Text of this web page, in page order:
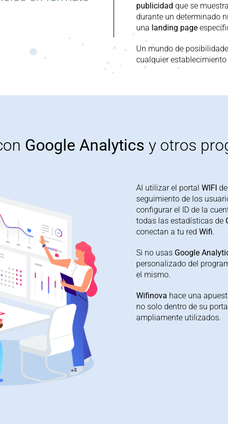
publicidad que se
durante un determinado
una landing page
Un mundo de
cualquier
Google Analytics y otros
Al utilizar el portal WIFI de
seguimiento de los
configurar el ID de la
todas las estadísticas de
conectan a tu red Wifi.
Si no usas Google
personalizado del
el mismo.
Wifinova hace una
no solo dentro de su
ampliamente utilizados.